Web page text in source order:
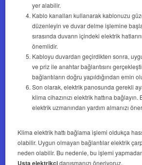
yer alabilir.
Kablo kanalları kullanarak kablonuzu
düzenleyin ve duvar delme işlemine
sırasında duvarın içindeki elektrik
önemlidir.
Kabloyu duvardan geçirdikten sonra,
ve priz ile anahtar bağlantısını
bağlantıların doğru yapıldığından emin
Son olarak, elektrik panosunda gerekli
klima cihazınızı elektrik hattına
elektrik uzmanından yardım almanızı
Klima elektrik hattı bağlama işlemi oldukça
olabilir. Uygun olmayan bağlantılar elektrik
neden olabilir. Bu nedenle, bu işlemi
Usta elektrikçidanışmanızı öneriyoruz.